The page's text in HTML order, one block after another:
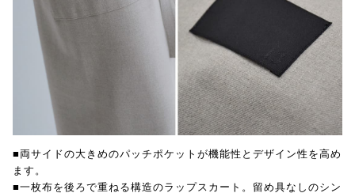
■両サイドの大きめのパッチポケットが機能性とデザイン性を高め
ます。
■一枚布を後ろで重ねる構造のラップスカート。留め具なしのシン